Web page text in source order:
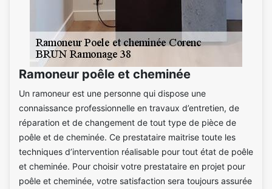
Ramoneur poêle et cheminée
Un ramoneur est une personne qui dispose une
connaissance professionnelle en travaux d’entretien, de
réparation et de changement de tout type de pièce de
poêle et de cheminée. Ce prestataire maitrise toute les
techniques d’intervention réalisable pour tout état de poêle
et cheminée. Pour choisir votre prestataire en projet pour
poêle et cheminée, votre satisfaction sera toujours assurée